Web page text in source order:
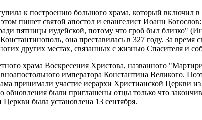
к построению большого храма, который включил
этом пишет святой апостол и евангелист Иоанн
пятницы иудейской, потому что гроб был близко"
она преставилась в 327 году. За
других местах, связанных с жизнью Спасителя и
храма Воскресения Христова, названного
императора Константина Великого.
принимали участие иерархи Христианской
обновления были приглашены отцы только что
была установлена 13 сентября.